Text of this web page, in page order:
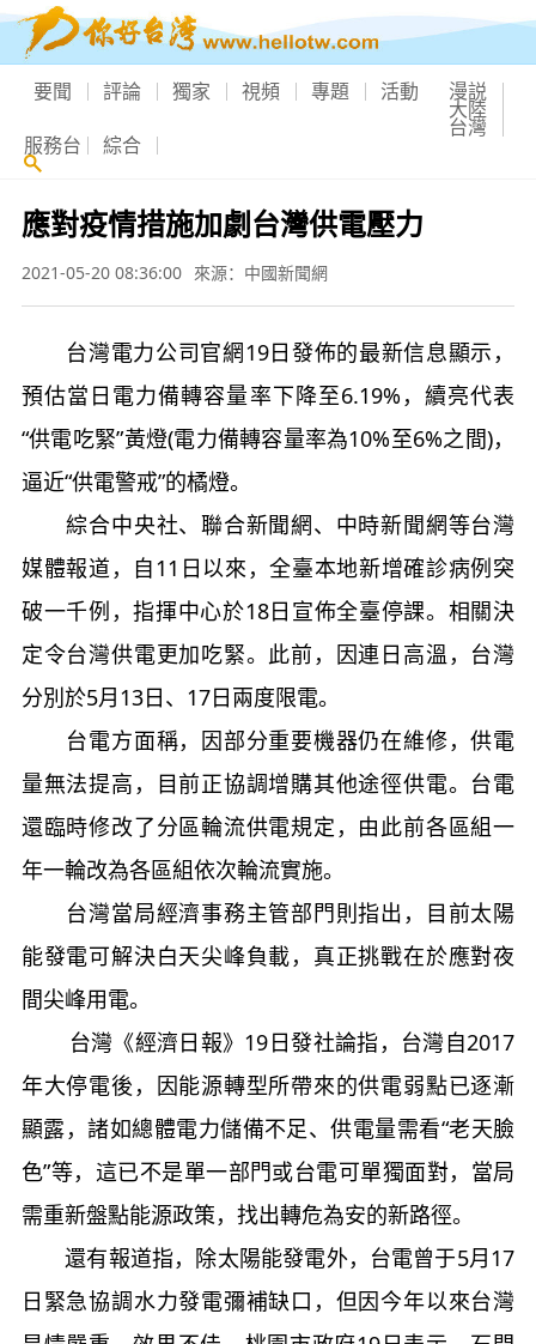
要聞 評論 獨家 視頻 專題 活動 漫説
大陸
台灣
服務台 綜合
應對疫情措施加劇台灣供電壓力
2021-05-20 08:36:00 來源：中國新聞網
台灣電力公司官網19日發佈的最新信息顯示，
預估當日電力備轉容量率下降至6.19%，續亮代表
“供電吃緊”黃燈(電力備轉容量率為10%至6%之間)，
逼近“供電警戒”的橘燈。
綜合中央社、聯合新聞網、中時新聞網等台灣
媒體報道，自11日以來，全臺本地新增確診病例突
破一千例，指揮中心於18日宣佈全臺停課。相關決
定令台灣供電更加吃緊。此前，因連日高溫，台灣
分別於5月13日、17日兩度限電。
台電方面稱，因部分重要機器仍在維修，供電
量無法提高，目前正協調增購其他途徑供電。台電
還臨時修改了分區輪流供電規定，由此前各區組一
年一輪改為各區組依次輪流實施。
台灣當局經濟事務主管部門則指出，目前太陽
能發電可解決白天尖峰負載，真正挑戰在於應對夜
間尖峰用電。
台灣《經濟日報》19日發社論指，台灣自2017
年大停電後，因能源轉型所帶來的供電弱點已逐漸
顯露，諸如總體電力儲備不足、供電量需看“老天臉
色”等，這已不是單一部門或台電可單獨面對，當局
需重新盤點能源政策，找出轉危為安的新路徑。
還有報道指，除太陽能發電外，台電曾于5月17
日緊急協調水力發電彌補缺口，但因今年以來台灣